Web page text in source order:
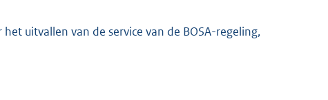
r uitvallen van de service van de BOSA-regeling,